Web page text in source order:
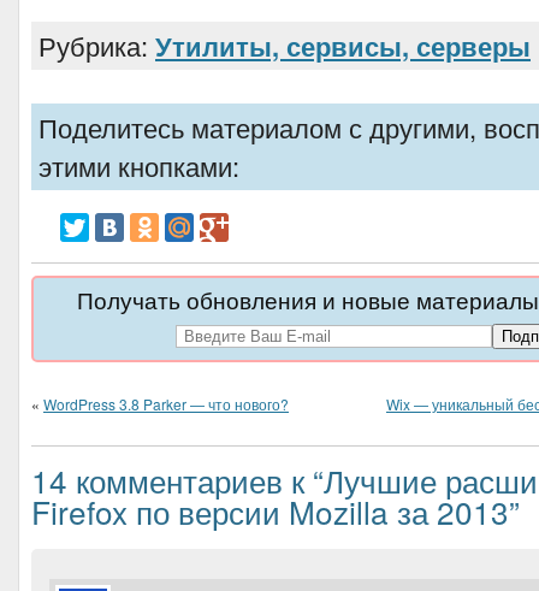
Рубрика: Утилиты, сервисы, серверы
Поделитесь материалом с другими,
этими кнопками:
Получать обновления и новые
« WordPress 3.8 Parker — что нового? Wix — уникальный
14 комментариев к “Лучшие
Firefox по версии Mozilla за 2013”